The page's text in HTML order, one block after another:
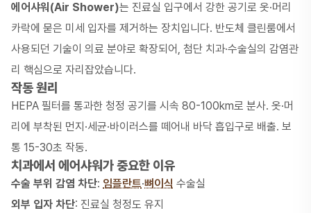
에어샤워(Air Shower)는 진료실 입구에서 강한 공기로 옷·머리
카락에 묻은 미세 입자를 제거하는 장치입니다. 반도체 클린룸에서
사용되던 기술이 의료 분야로 확장되어, 첨단 치과·수술실의 감염관
리 핵심으로 자리잡았습니다.
작동 원리
HEPA 필터를 통과한 청정 공기를 시속 80-100km로 분사. 옷·머
리에 부착된 먼지·세균·바이러스를 떼어내 바닥 흡입구로 배출. 보
통 15-30초 작동.
치과에서 에어샤워가 중요한 이유
수술 부위 감염 차단: 임플란트·뼈이식 수술실
외부 입자 차단: 진료실 청정도 유지